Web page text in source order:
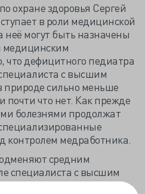
охране здоровья Сергей
в роли медицинской
могут быть назначены
медицинским
что дефицитного педиатра
с высшим
природе сильно меньше
что нет. Как прежде
болезнями продолжат
контролем медработника.
средним
специалиста с высшим
владельца диплома о